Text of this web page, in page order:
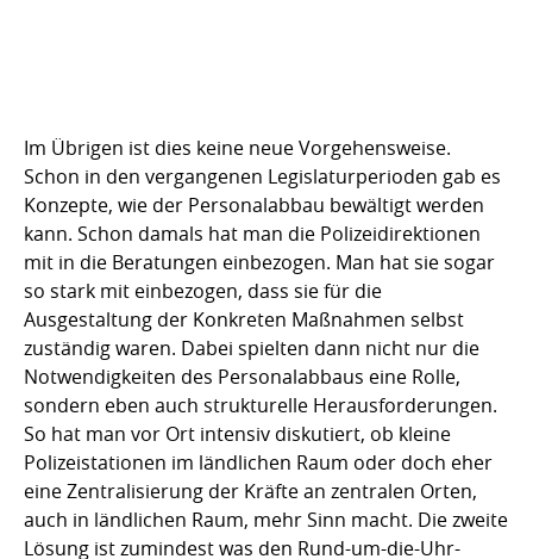
Im Übrigen ist dies keine neue Vorgehensweise.
Schon in den vergangenen Legislaturperioden gab es
Konzepte, wie der Personalabbau bewältigt werden
kann. Schon damals hat man die Polizeidirektionen
mit in die Beratungen einbezogen. Man hat sie sogar
so stark mit einbezogen, dass sie für die
Ausgestaltung der Konkreten Maßnahmen selbst
zuständig waren. Dabei spielten dann nicht nur die
Notwendigkeiten des Personalabbaus eine Rolle,
sondern eben auch strukturelle Herausforderungen.
So hat man vor Ort intensiv diskutiert, ob kleine
Polizeistationen im ländlichen Raum oder doch eher
eine Zentralisierung der Kräfte an zentralen Orten,
auch in ländlichen Raum, mehr Sinn macht. Die zweite
Lösung ist zumindest was den Rund-um-die-Uhr-